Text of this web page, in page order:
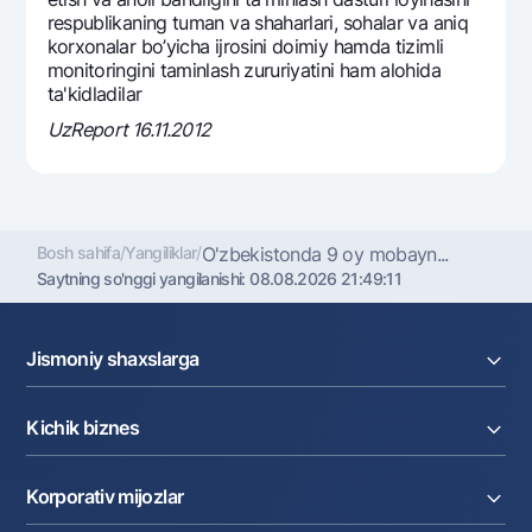
rеspublikaning tuman va shaharlari, sohalar va aniq
korxonalar bo’yicha ijrosini doimiy hamda tizimli
monitoringini taminlash zururiyatini ham alohida
ta'kidladilar
UzReport 16.11.2012
Bosh sahifa/Yangiliklar/O'zbеkistonda 9 oy mobayn...
Saytning so'nggi yangilanishi:08.08.2026 21:49:11
Jismoniy shaxslarga
Omonatlar
Kartalar
Pul oʻtkazmalari
Valyutalar kursi
Kichik biznes
Kreditlar
Korporativ mijozlar